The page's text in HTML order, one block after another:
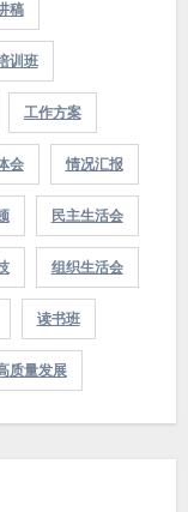
稿
训班
工作方案
会 情况汇报
民主生活会
组织生活会
读书班
质量发展